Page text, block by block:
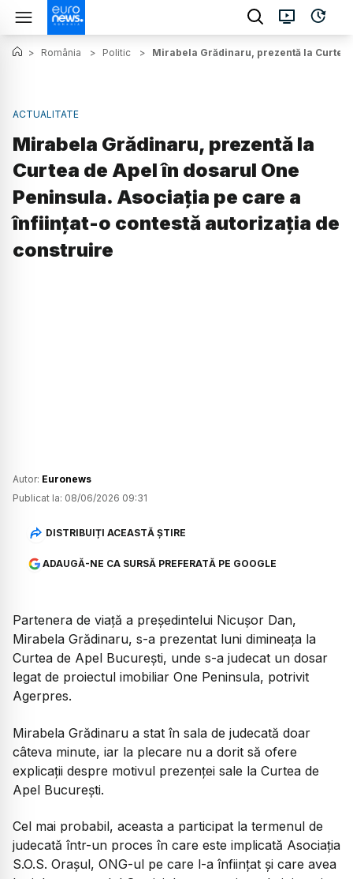
> România > Politic > Mirabela Grădinaru, prezentă la
ACTUALITATE
Mirabela Grădinaru, prezentă la
Curtea de Apel în dosarul One
Peninsula. Asociația pe care a
înființat-o contestă autorizația de
construire
Autor: Euronews
Publicat la: 08/06/2026 09:31
DISTRIBUIȚI ACEASTĂ ȘTIRE
ADAUGĂ-NE CA SURSĂ PREFERATĂ PE GOOGLE
Partenera de viață a președintelui Nicușor Dan,
Mirabela Grădinaru, s-a prezentat luni dimineața la
Curtea de Apel București, unde s-a judecat un dosar
legat de proiectul imobiliar One Peninsula, potrivit
Agerpres.
Mirabela Grădinaru a stat în sala de judecată doar
câteva minute, iar la plecare nu a dorit să ofere
explicații despre motivul prezenței sale la Curtea de
Apel București.
Cel mai probabil, aceasta a participat la termenul de
judecată într-un proces în care este implicată Asociația
S.O.S. Orașul, ONG-ul pe care l-a înființat și care avea